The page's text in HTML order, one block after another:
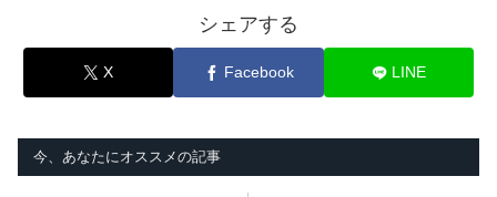
シェアする
X Facebook LINE
今、あなたにオススメの記事